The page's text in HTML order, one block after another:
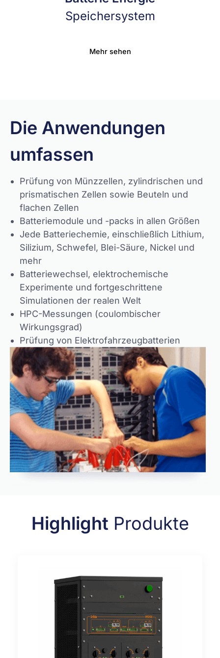
Speichersystem
Mehr sehen
Die Anwendungen
umfassen
Prüfung von Münzzellen, zylindrischen und
prismatischen Zellen sowie Beuteln und
flachen Zellen
Batteriemodule und -packs in allen Größen
Jede Batteriechemie, einschließlich Lithium,
Silizium, Schwefel, Blei-Säure, Nickel und
mehr
Batteriewechsel, elektrochemische
Experimente und fortgeschrittene
Simulationen der realen Welt
HPC-Messungen (coulombischer
Wirkungsgrad)
Prüfung von Elektrofahrzeugbatterien
Highlight Produkte